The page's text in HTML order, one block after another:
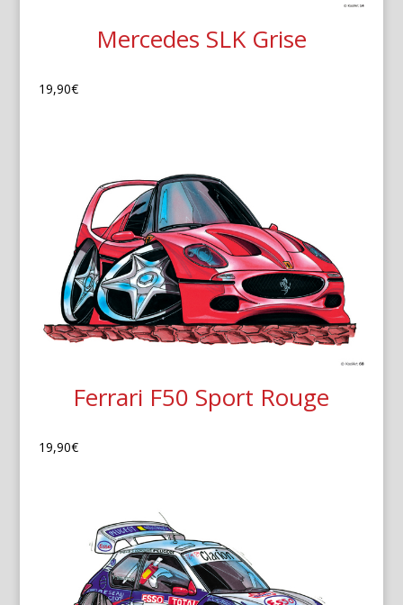
Mercedes SLK Grise
19,90€
Ferrari F50 Sport Rouge
19,90€